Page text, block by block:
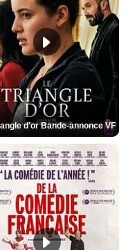
d'or Bande-annonce VF